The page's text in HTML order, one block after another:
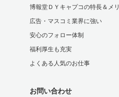
博報堂ＤＹキャプコの特長＆メ
広告・マスコミ業界に強い
安心のフォロー体制
福利厚生も充実
よくある人気のお仕事
お問い合わせ